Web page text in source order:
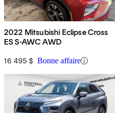
2022 Mitsubishi Eclipse Cross
ES S-AWC AWD
16 495 $ Bonne affaire